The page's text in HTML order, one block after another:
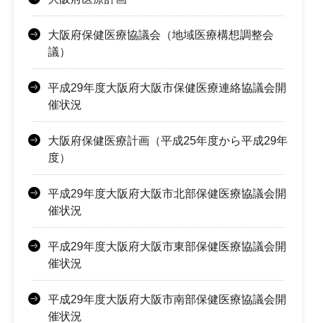
大阪府保健医療協議会（地域医療構想調整会
議）
平成29年度大阪府大阪市保健医療連絡協議会開
催状況
大阪府保健医療計画（平成25年度から平成29年
度）
平成29年度大阪府大阪市北部保健医療協議会開
催状況
平成29年度大阪府大阪市東部保健医療協議会開
催状況
平成29年度大阪府大阪市南部保健医療協議会開
催状況